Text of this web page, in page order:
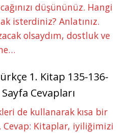
düşününüz. Hangi
isterdiniz? Anlatınız.
olsaydım, dostluk ve
1. Kitap 135-136-
Cevapları
de kullanarak kısa bir
Kitaplar, iyiliğimizi